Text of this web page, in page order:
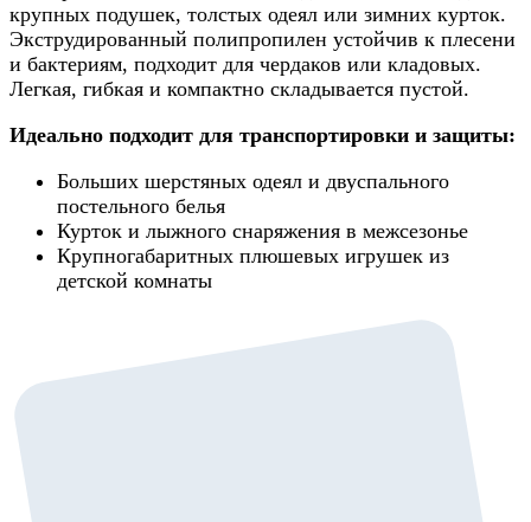
крупных подушек, толстых одеял или зимних курток.
Экструдированный полипропилен устойчив к плесени
и бактериям, подходит для чердаков или кладовых.
Легкая, гибкая и компактно складывается пустой.
Идеально подходит для транспортировки и защиты:
Больших шерстяных одеял и двуспального
постельного белья
Курток и лыжного снаряжения в межсезонье
Крупногабаритных плюшевых игрушек из
детской комнаты